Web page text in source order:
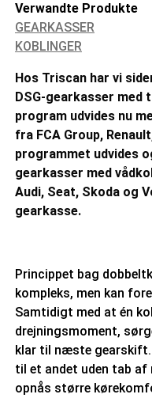
Verwandte Produkte
GEARKASSER
KOBLINGER
Hos Triscan har vi
DSG-gearkasser
program udvides nu
fra FCA Group,
programmet udvides
gearkasser med
Audi, Seat, Skoda og
gearkasse.
Princippet bag
kompleks, men kan
Samtidigt med at én
drejningsmoment,
klar til næste
til et andet uden tab af
opnås større